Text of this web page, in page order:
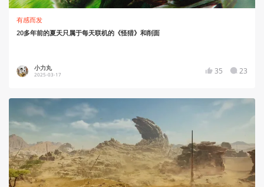
有感而发
20多年前的夏天只属于每天联机的《怪猎》和削面
小力丸
2025-03-17 35 23